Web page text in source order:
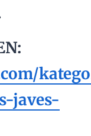
javes-